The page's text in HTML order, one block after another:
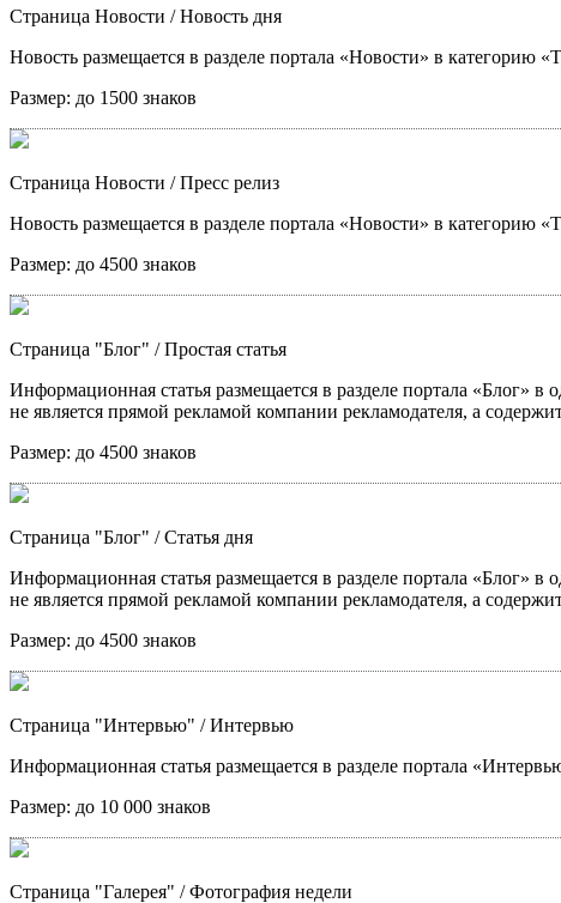
Страница Новости / Новость дня
Новость размещается в разделе портала «Новости» в
Размер: до 1500 знаков
Страница Новости / Пресс релиз
Новость размещается в разделе портала «Новости» в
Размер: до 4500 знаков
Страница "Блог" / Простая статья
Информационная статья размещается в разделе портала «Блог» в
не является прямой рекламой компании рекламодателя, а
Размер: до 4500 знаков
Страница "Блог" / Статья дня
Информационная статья размещается в разделе портала «Блог» в
не является прямой рекламой компании рекламодателя, а
Размер: до 4500 знаков
Страница "Интервью" / Интервью
Информационная статья размещается в разделе портала
Размер: до 10 000 знаков
Страница "Галерея" / Фотография недели